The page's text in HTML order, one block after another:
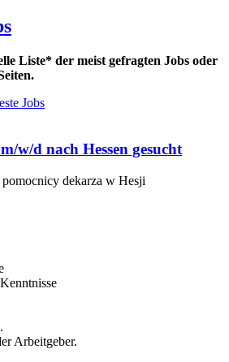
Liste* der meist gefragten Jobs oder
Jobs
w/d nach Hessen gesucht
dekarza w Hesji
Arbeitgeber.